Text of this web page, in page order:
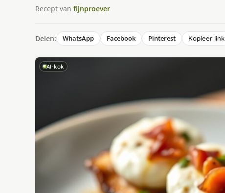
Recept van fijnproever
Delen: WhatsApp Facebook Pinterest Kopieer link
AI-kok